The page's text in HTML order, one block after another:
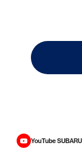
YouTube